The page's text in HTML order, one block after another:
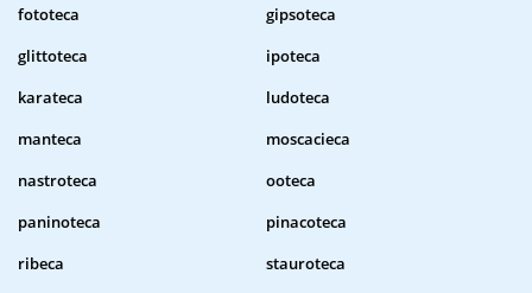
fototeca
gipsoteca
glittoteca
ipoteca
karateca
ludoteca
manteca
moscacieca
nastroteca
ooteca
paninoteca
pinacoteca
ribeca
stauroteca